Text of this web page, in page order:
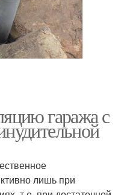
гаража с
лишь при